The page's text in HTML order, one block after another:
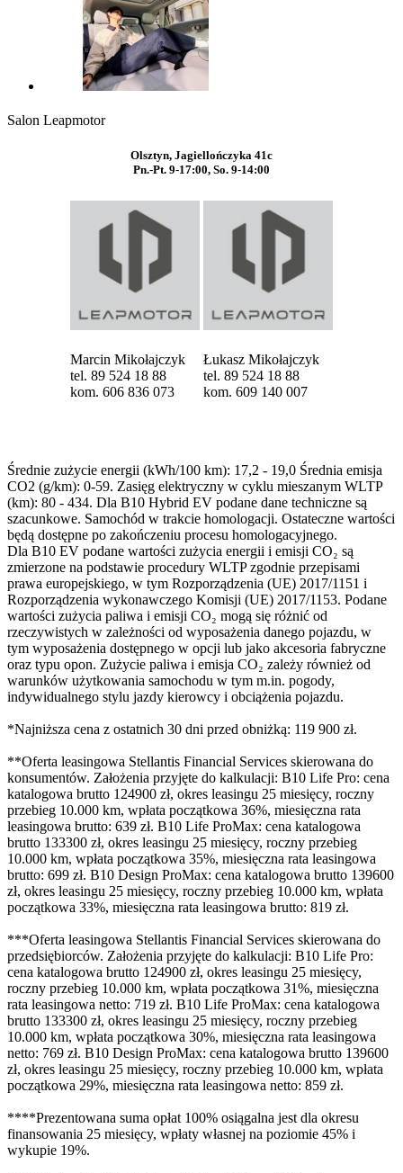
Salon Leapmotor
Olsztyn, Jagiellończyka 41c
Pn.-Pt. 9-17:00, So. 9-14:00
Marcin Mikołajczyk
tel. 89 524 18 88
kom. 606 836 073
Łukasz Mikołajczyk
tel. 89 524 18 88
kom. 609 140 007
Średnie zużycie energii (kWh/100 km): 17,2 - 19,0 Średnia emisja
CO2 (g/km): 0-59. Zasięg elektryczny w cyklu mieszanym WLTP
(km): 80 - 434. Dla B10 Hybrid EV podane dane techniczne są
szacunkowe. Samochód w trakcie homologacji. Ostateczne wartości
będą dostępne po zakończeniu procesu homologacyjnego.
Dla B10 EV podane wartości zużycia energii i emisji CO₂ są
zmierzone na podstawie procedury WLTP zgodnie przepisami
prawa europejskiego, w tym Rozporządzenia (UE) 2017/1151 i
Rozporządzenia wykonawczego Komisji (UE) 2017/1153. Podane
wartości zużycia paliwa i emisji CO₂ mogą się różnić od
rzeczywistych w zależności od wyposażenia danego pojazdu, w
tym wyposażenia dostępnego w opcji lub jako akcesoria fabryczne
oraz typu opon. Zużycie paliwa i emisja CO₂ zależy również od
warunków użytkowania samochodu w tym m.in. pogody,
indywidualnego stylu jazdy kierowcy i obciążenia pojazdu.
*Najniższa cena z ostatnich 30 dni przed obniżką: 119 900 zł.
**Oferta leasingowa Stellantis Financial Services skierowana do
konsumentów. Założenia przyjęte do kalkulacji: B10 Life Pro: cena
katalogowa brutto 124900 zł, okres leasingu 25 miesięcy, roczny
przebieg 10.000 km, wpłata początkowa 36%, miesięczna rata
leasingowa brutto: 639 zł. B10 Life ProMax: cena katalogowa
brutto 133300 zł, okres leasingu 25 miesięcy, roczny przebieg
10.000 km, wpłata początkowa 35%, miesięczna rata leasingowa
brutto: 699 zł. B10 Design ProMax: cena katalogowa brutto 139600
zł, okres leasingu 25 miesięcy, roczny przebieg 10.000 km, wpłata
początkowa 33%, miesięczna rata leasingowa brutto: 819 zł.
***Oferta leasingowa Stellantis Financial Services skierowana do
przedsiębiorców. Założenia przyjęte do kalkulacji: B10 Life Pro:
cena katalogowa brutto 124900 zł, okres leasingu 25 miesięcy,
roczny przebieg 10.000 km, wpłata początkowa 31%, miesięczna
rata leasingowa netto: 719 zł. B10 Life ProMax: cena katalogowa
brutto 133300 zł, okres leasingu 25 miesięcy, roczny przebieg
10.000 km, wpłata początkowa 30%, miesięczna rata leasingowa
netto: 769 zł. B10 Design ProMax: cena katalogowa brutto 139600
zł, okres leasingu 25 miesięcy, roczny przebieg 10.000 km, wpłata
początkowa 29%, miesięczna rata leasingowa netto: 859 zł.
****Prezentowana suma opłat 100% osiągalna jest dla okresu
finansowania 25 miesięcy, wpłaty własnej na poziomie 45% i
wykupie 19%.